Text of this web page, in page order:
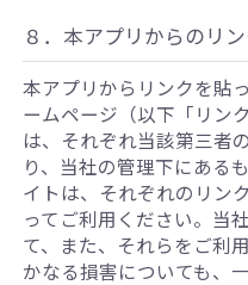
８．本アプリからのリ
本アプリからリンクを貼
ームページ（以下「リン
は、それぞれ当該第三者
り、当社の管理下にある
イトは、それぞれのリン
ってご利用ください。当
て、また、それらをご利
かなる損害についても、